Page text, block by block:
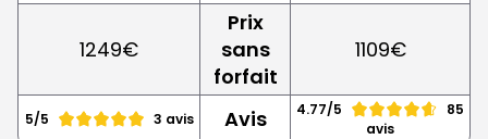
1249€
Prix
sans
forfait
1109€
5/5 3 avis Avis 4.77/5
85
avis